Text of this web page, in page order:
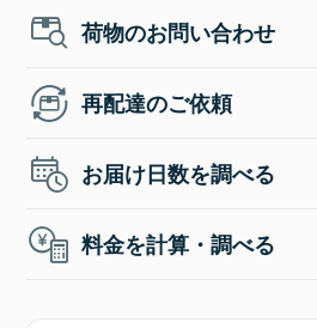
荷物のお問い合わせ
再配達のご依頼
お届け日数を調べる
料金を計算・調べる